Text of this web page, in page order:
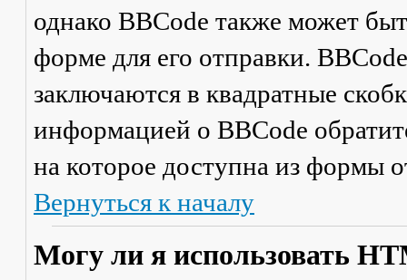
однако BBCode также может
форме для его отправки.
заключаются в квадратные
информацией о BBCode
на которое доступна из формы
Вернуться к началу
Могу ли я использовать